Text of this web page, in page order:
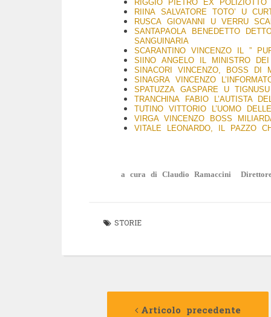
RIGGIO PIETRO EX POLIZIOTTO
RIINA SALVATORE TOTO’ U
RUSCA GIOVANNI U VERRU
SANTAPAOLA BENEDETTO
SANGUINARIA
SCARANTINO VINCENZO IL ”
SIINO ANGELO IL MINISTRO
SINACORI VINCENZO, BOSS DI
SINAGRA VINCENZO
SPATUZZA GASPARE U TIGNUSU
TRANCHINA FABIO L’AUTISTA
TUTINO VITTORIO L’UOMO
VIRGA VINCENZO BOSS
VITALE LEONARDO, IL PAZZO
a cura di Claudio Ramaccini
STORIE
Articolo precedente